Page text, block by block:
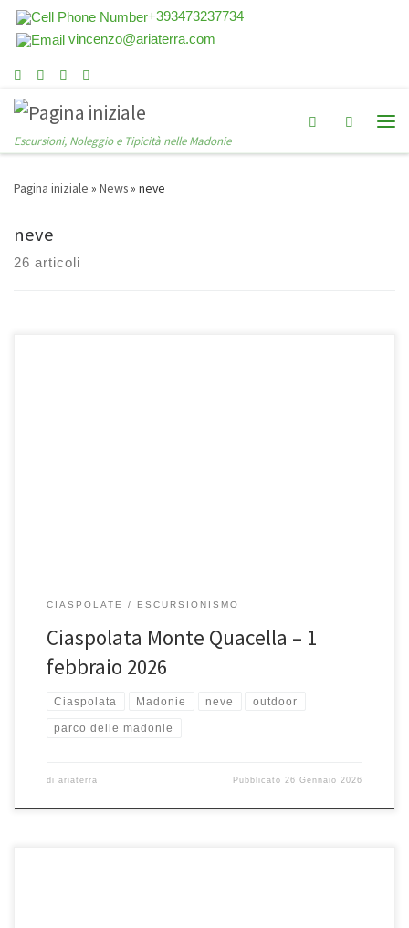
+393473237734
vincenzo@ariaterra.com
Escursioni, Noleggio e Tipicità nelle Madonie
Search
Pagina iniziale » News» neve
neve
26 articoli
CIASPOLATE ESCURSIONISMO
Ciaspolata Monte Quacella – 1
febbraio 2026
Ciaspolata Madonie neve outdoor
parco delle madonie
di ariaterra Pubblicato26 Gennaio 2026